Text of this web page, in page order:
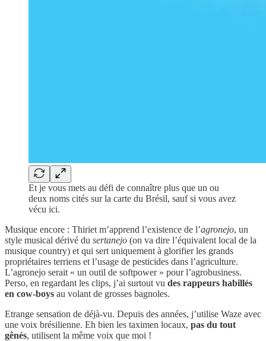
Et je vous mets au défi de connaître plus que un ou
deux noms cités sur la carte du Brésil, sauf si vous avez
vécu ici.
Musique encore : Thiriet m’apprend l’existence de l’agronejo, un
style musical dérivé du sertanejo (on va dire l’équivalent local de la
musique country) et qui sert uniquement à glorifier les grands
propriétaires terriens et l’usage de pesticides dans l’agriculture.
L’agronejo serait « un outil de softpower » pour l’agrobusiness.
Perso, en regardant les clips, j’ai surtout vu des rappeurs habillés
en cow-boys au volant de grosses bagnoles.
Etrange sensation de déjà-vu. Depuis des années, j’utilise Waze avec
une voix brésilienne. Eh bien les taximen locaux, pas du tout
gênés, utilisent la même voix que moi !